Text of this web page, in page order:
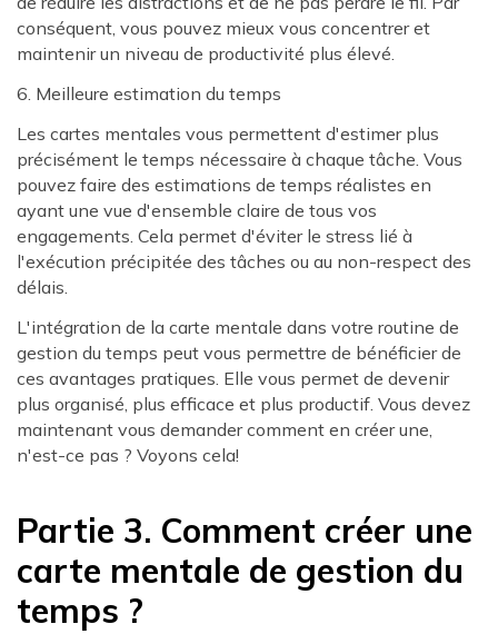
conséquent, vous pouvez mieux vous concentrer et
maintenir un niveau de productivité plus élevé.
6. Meilleure estimation du temps
Les cartes mentales vous permettent d'estimer plus
précisément le temps nécessaire à chaque tâche. Vous
pouvez faire des estimations de temps réalistes en
ayant une vue d'ensemble claire de tous vos
engagements. Cela permet d'éviter le stress lié à
l'exécution précipitée des tâches ou au non-respect des
délais.
L'intégration de la carte mentale dans votre routine de
gestion du temps peut vous permettre de bénéficier de
ces avantages pratiques. Elle vous permet de devenir
plus organisé, plus efficace et plus productif. Vous devez
maintenant vous demander comment en créer une,
n'est-ce pas ? Voyons cela!
Partie 3. Comment créer une
carte mentale de gestion du
temps ?